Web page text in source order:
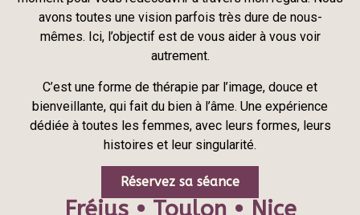
avons toutes une vision parfois très dure de nous-
mêmes. Ici, l’objectif est de vous aider à vous voir
autrement.
C’est une forme de thérapie par l’image, douce et
bienveillante, qui fait du bien à l’âme. Une expérience
dédiée à toutes les femmes, avec leurs formes, leurs
histoires et leur singularité.
Réservez sa séance
Fréjus • Toulon • Nice